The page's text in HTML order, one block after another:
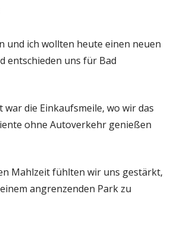
und ich wollten heute einen neuen
entschieden uns für Bad
die Einkaufsmeile, wo wir das
ohne Autoverkehr genießen
Mahlzeit fühlten wir uns gestärkt,
angrenzenden Park zu